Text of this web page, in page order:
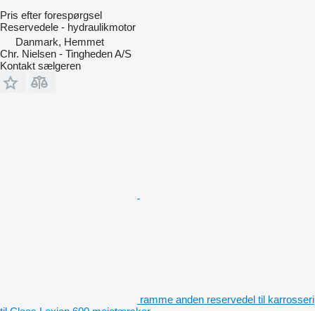
Pris efter forespørgsel
Reservedele - hydraulikmotor
Danmark, Hemmet
Chr. Nielsen - Tingheden A/S
Kontakt sælgeren
ramme anden reservedel til karrosseri